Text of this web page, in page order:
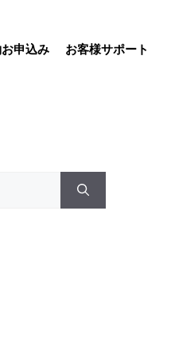
申込み お客様サポート